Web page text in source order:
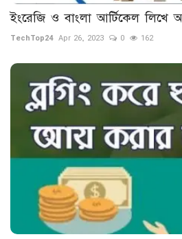
ইংরেজি ও বাংলা আর্টিকেল
TechTop24 Apr 26, 2023 0 162